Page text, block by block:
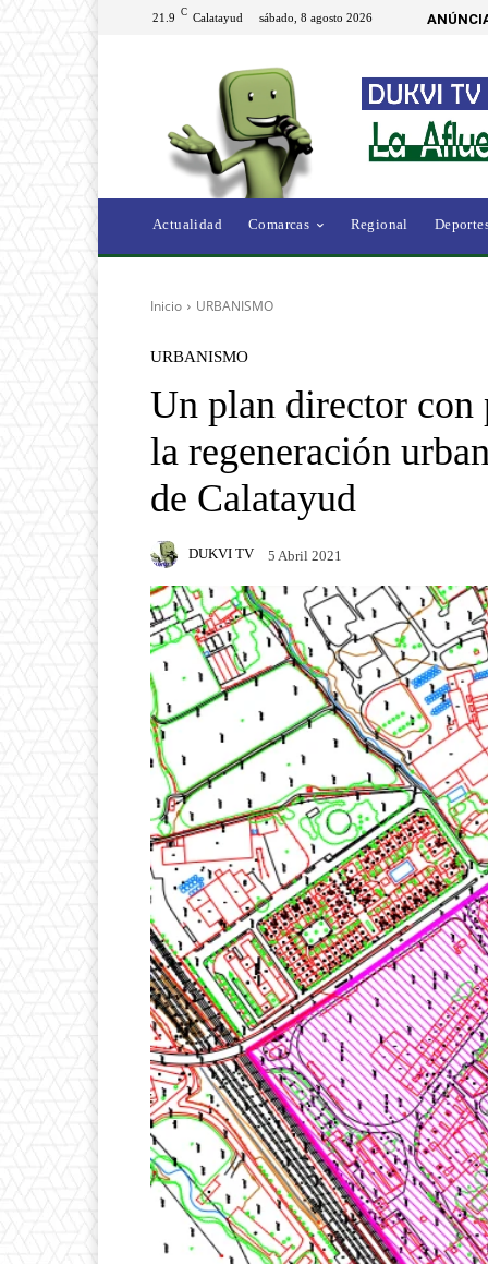
21.9 C Calatayud sábado, 8 agosto 2026
Actualidad Comarcas Regional
Inicio URBANISMO
URBANISMO
Un plan director
la regeneración
de Calatayud
DUKVI TV 5 Abril 2021